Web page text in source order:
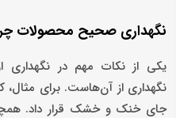
نگهداری صحیح محصولات
یکی از نکات مهم در
نگهداری از آن‌هاست. برای
جای خنک و خشک قرار داد.